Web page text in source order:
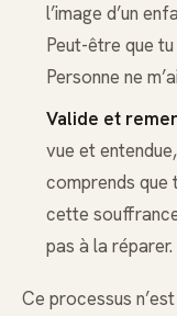
l’image d’un
Peut-être que
Personne ne
Valide et
vue et
comprends que
cette
pas à la
Ce processus